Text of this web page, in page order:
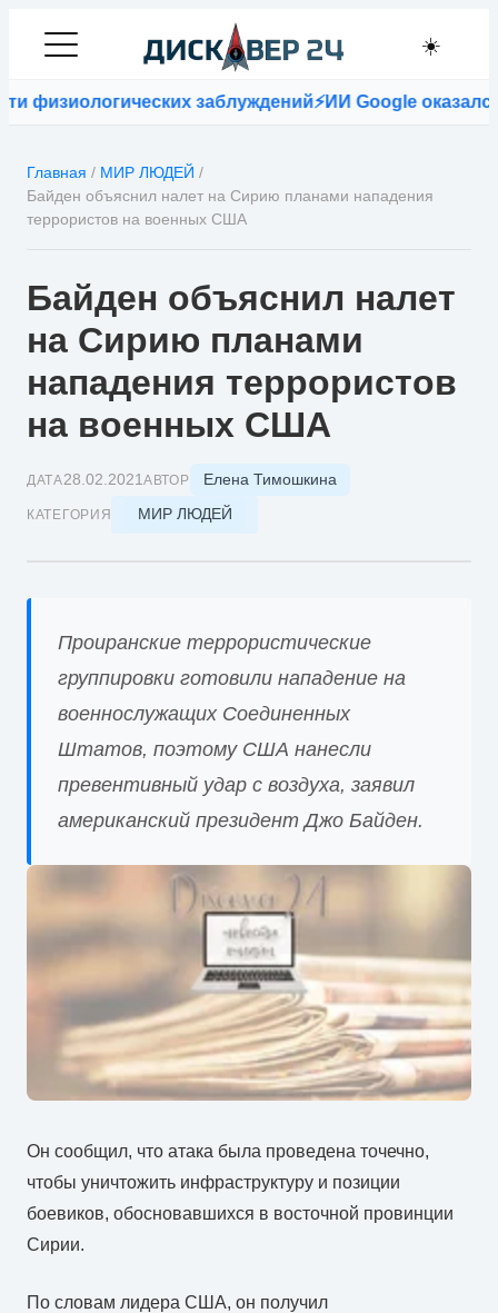
☀️
заблуждений⚡ИИ Google оказался
Главная / МИР ЛЮДЕЙ /
Байден объяснил налет на Сирию планами нападения
террористов на военных США
Байден объяснил налет
на Сирию планами
нападения террористов
на военных США
ДАТА28.02.2021 АВТОР Елена Тимошкина
КАТЕГОРИЯ МИР ЛЮДЕЙ
Проиранские террористические
группировки готовили нападение на
военнослужащих Соединенных
Штатов, поэтому США нанесли
превентивный удар с воздуха, заявил
американский президент Джо Байден.
Он сообщил, что атака была проведена точечно,
чтобы уничтожить инфраструктуру и позиции
боевиков, обосновавшихся в восточной провинции
Сирии.
По словам лидера США, он получил